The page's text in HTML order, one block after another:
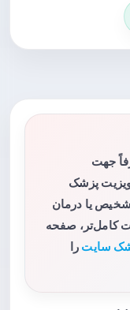
جهت
پزشک
یا درمان
کامل‌تر، صفحه
سایت را